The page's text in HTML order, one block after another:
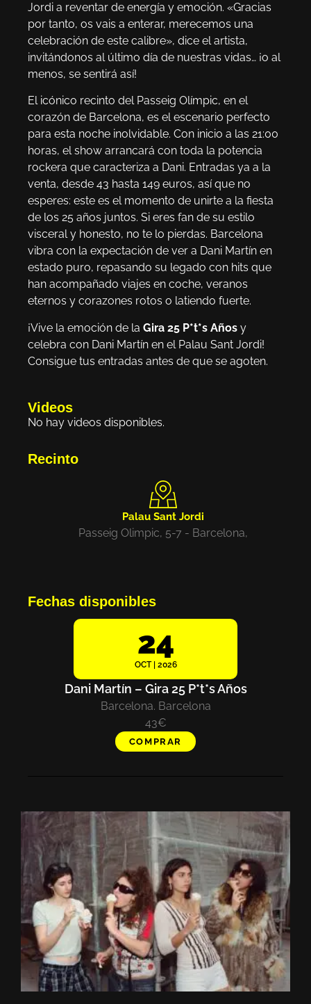
Jordi a reventar de energía y emoción. «Gracias
por tanto, os vais a enterar, merecemos una
celebración de este calibre», dice el artista,
invitándonos al último día de nuestras vidas… ¡o al
menos, se sentirá así!
El icónico recinto del Passeig Olímpic, en el
corazón de Barcelona, es el escenario perfecto
para esta noche inolvidable. Con inicio a las 21:00
horas, el show arrancará con toda la potencia
rockera que caracteriza a Dani. Entradas ya a la
venta, desde 43 hasta 149 euros, así que no
esperes: este es el momento de unirte a la fiesta
de los 25 años juntos. Si eres fan de su estilo
visceral y honesto, no te lo pierdas. Barcelona
vibra con la expectación de ver a Dani Martín en
estado puro, repasando su legado con hits que
han acompañado viajes en coche, veranos
eternos y corazones rotos o latiendo fuerte.
¡Vive la emoción de la Gira 25 P*t*s Años y
celebra con Dani Martín en el Palau Sant Jordi!
Consigue tus entradas antes de que se agoten.
Videos
No hay videos disponibles.
Recinto
Palau Sant Jordi
Passeig Olimpic, 5-7 - Barcelona,
Fechas disponibles
24
OCT | 2026
Dani Martín – Gira 25 P*t*s Años
Barcelona. Barcelona
43€
COMPRAR